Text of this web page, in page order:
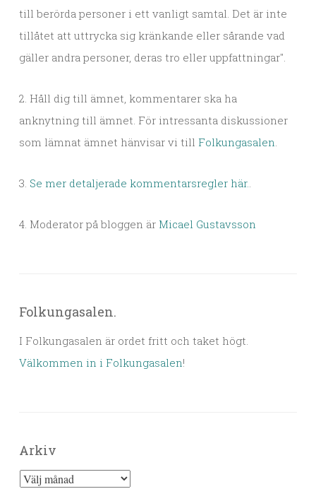
till berörda personer i ett vanligt samtal. Det är inte
tillåtet att uttrycka sig kränkande eller sårande vad
gäller andra personer, deras tro eller uppfattningar".
2. Håll dig till ämnet, kommentarer ska ha
anknytning till ämnet. För intressanta diskussioner
som lämnat ämnet hänvisar vi till Folkungasalen.
3. Se mer detaljerade kommentarsregler här..
4. Moderator på bloggen är Micael Gustavsson
Folkungasalen.
I Folkungasalen är ordet fritt och taket högt.
Välkommen in i Folkungasalen!
Arkiv
Arkiv